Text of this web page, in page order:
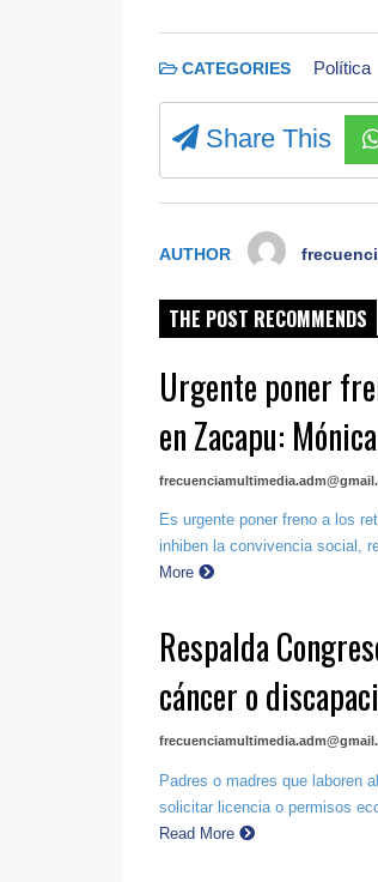
CATEGORIES Política
Share This
AUTHOR
THE POST RECOMMENDS
Urgente poner
en Zacapu:
Es urgente poner freno a los
inhiben la convivencia social,
More
Respalda
cáncer o
Padres o madres que laboren
solicitar licencia o permisos
Read More